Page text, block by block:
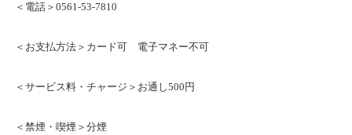
＜電話＞0561-53-7810
＜お支払方法＞カード可 電子マネー不可
＜サービス料・チャージ＞お通し500円
＜禁煙・喫煙＞分煙